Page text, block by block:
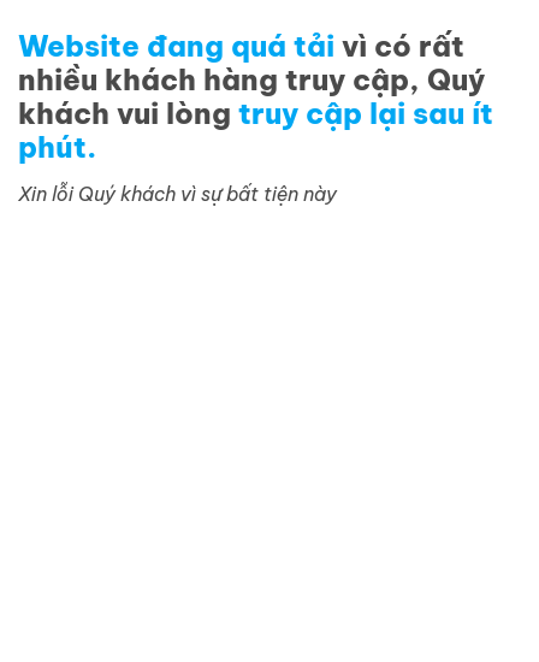
Website đang quá tải vì có rất
nhiều khách hàng truy cập, Quý
khách vui lòng truy cập lại sau ít
phút.
Xin lỗi Quý khách vì sự bất tiện này